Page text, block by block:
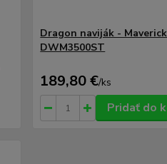
Dragon naviják - Maverick
DWM3500ST
189,80 €/ks
Pridať do